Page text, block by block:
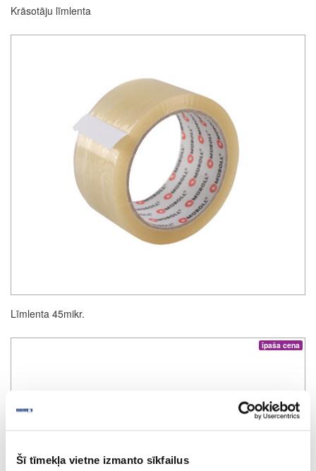
Šī tīmekļa vietne izmanto sīkfailus
Krāsotāju līmlenta
Līmlenta 45mikr.
īpaša cena